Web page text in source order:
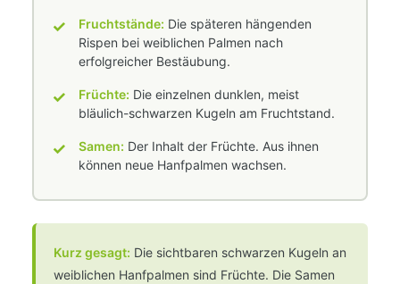
✓ Fruchtstände: Die späteren hängenden
Rispen bei weiblichen Palmen nach
erfolgreicher Bestäubung.
✓ Früchte: Die einzelnen dunklen, meist
bläulich-schwarzen Kugeln am Fruchtstand.
✓ Samen: Der Inhalt der Früchte. Aus ihnen
können neue Hanfpalmen wachsen.
Kurz gesagt: Die sichtbaren schwarzen Kugeln an
weiblichen Hanfpalmen sind Früchte. Die Samen